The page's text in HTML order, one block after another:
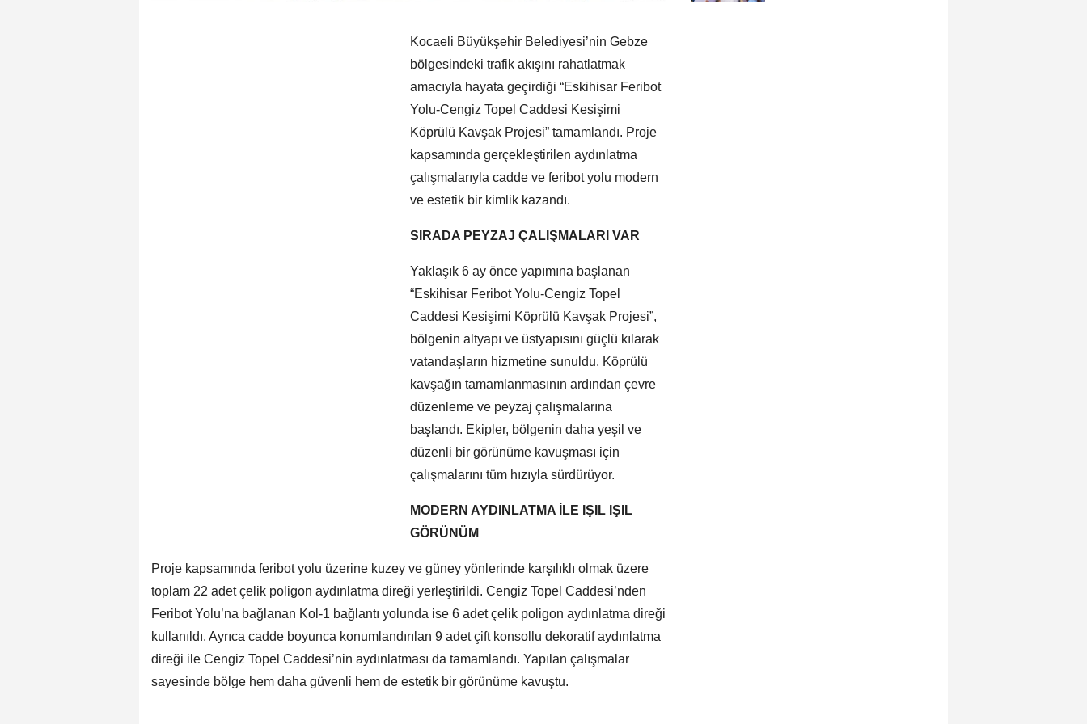
Kocaeli Büyükşehir Belediyesi’nin Gebze
bölgesindeki trafik akışını rahatlatmak
amacıyla hayata geçirdiği “Eskihisar Feribot
Yolu-Cengiz Topel Caddesi Kesişimi
Köprülü Kavşak Projesi” tamamlandı. Proje
kapsamında gerçekleştirilen aydınlatma
çalışmalarıyla cadde ve feribot yolu modern
ve estetik bir kimlik kazandı.
SIRADA PEYZAJ ÇALIŞMALARI VAR
Yaklaşık 6 ay önce yapımına başlanan
“Eskihisar Feribot Yolu-Cengiz Topel
Caddesi Kesişimi Köprülü Kavşak Projesi”,
bölgenin altyapı ve üstyapısını güçlü kılarak
vatandaşların hizmetine sunuldu. Köprülü
kavşağın tamamlanmasının ardından çevre
düzenleme ve peyzaj çalışmalarına
başlandı. Ekipler, bölgenin daha yeşil ve
düzenli bir görünüme kavuşması için
çalışmalarını tüm hızıyla sürdürüyor.
MODERN AYDINLATMA İLE IŞIL IŞIL
GÖRÜNÜM
Proje kapsamında feribot yolu üzerine kuzey ve güney yönlerinde karşılıklı olmak üzere
toplam 22 adet çelik poligon aydınlatma direği yerleştirildi. Cengiz Topel Caddesi’nden
Feribot Yolu’na bağlanan Kol-1 bağlantı yolunda ise 6 adet çelik poligon aydınlatma direği
kullanıldı. Ayrıca cadde boyunca konumlandırılan 9 adet çift konsollu dekoratif aydınlatma
direği ile Cengiz Topel Caddesi’nin aydınlatması da tamamlandı. Yapılan çalışmalar
sayesinde bölge hem daha güvenli hem de estetik bir görünüme kavuştu.